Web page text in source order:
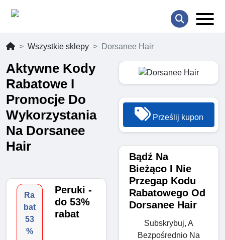
Wszystkie sklepy Dorsanee Hair
Aktywne Kody
Rabatowe I
Promocje Do
Wykorzystania
Na Dorsanee
Hair
Ra
bat
53
%
Peruki -
do 53%
rabat
Prześlij kupon
Bądź Na
Bieżąco I Nie
Przegap Kodu
Rabatowego Od
Dorsanee Hair
Subskrybuj, A
Bezpośrednio Na